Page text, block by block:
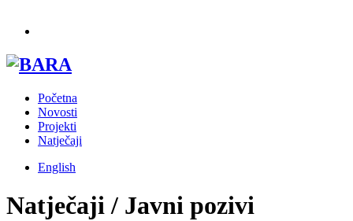
Početna
Novosti
Projekti
Natječaji
English
Natječaji / Javni pozivi